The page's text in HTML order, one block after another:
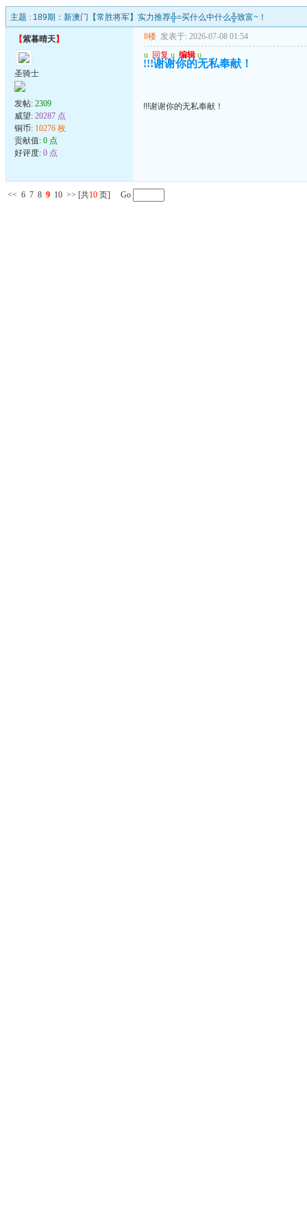
主题 : 189期：新澳门【常胜将军】实力推荐╬=买什么中什么╬致富~！
【紫暮晴天】
圣骑士
发帖: 2309
威望: 20287 点
铜币: 10276 枚
贡献值: 0 点
好评度: 0 点
8楼 发表于: 2026-07-08 01:54
u 回复 u 编辑 u
!!!谢谢你的无私奉献！
!!!谢谢你的无私奉献！
<< 6 7 8 9 10 >> [共10 页] Go